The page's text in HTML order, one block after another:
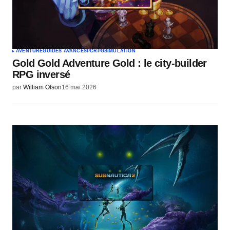
AVENTUREGUIDES AVANCÉSPC RPGSIMULATION
Gold Gold Adventure Gold : le city-builder
RPG inversé
par William Olson16 mai 2026